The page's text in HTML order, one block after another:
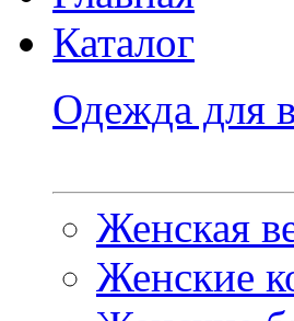
Каталог
Одежда для
Женская
Женские